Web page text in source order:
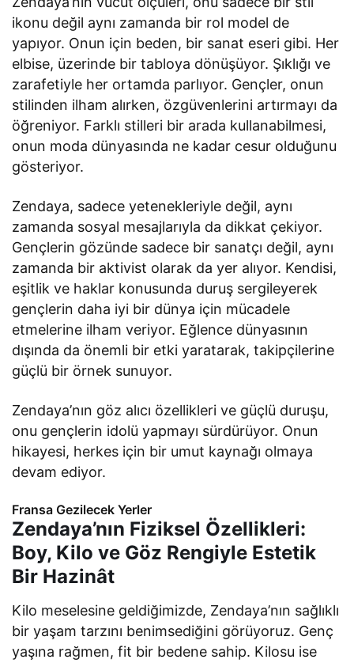
ikonu değil aynı zamanda bir rol model de
yapıyor. Onun için beden, bir sanat eseri gibi. Her
elbise, üzerinde bir tabloya dönüşüyor. Şıklığı ve
zarafetiyle her ortamda parlıyor. Gençler, onun
stilinden ilham alırken, özgüvenlerini artırmayı da
öğreniyor. Farklı stilleri bir arada kullanabilmesi,
onun moda dünyasında ne kadar cesur olduğunu
gösteriyor.
Zendaya, sadece yetenekleriyle değil, aynı
zamanda sosyal mesajlarıyla da dikkat çekiyor.
Gençlerin gözünde sadece bir sanatçı değil, aynı
zamanda bir aktivist olarak da yer alıyor. Kendisi,
eşitlik ve haklar konusunda duruş sergileyerek
gençlerin daha iyi bir dünya için mücadele
etmelerine ilham veriyor. Eğlence dünyasının
dışında da önemli bir etki yaratarak, takipçilerine
güçlü bir örnek sunuyor.
Zendaya’nın göz alıcı özellikleri ve güçlü duruşu,
onu gençlerin idolü yapmayı sürdürüyor. Onun
hikayesi, herkes için bir umut kaynağı olmaya
devam ediyor.
Fransa Gezilecek Yerler
Zendaya’nın Fiziksel Özellikleri:
Boy, Kilo ve Göz Rengiyle Estetik
Bir Hazinât
Kilo meselesine geldiğimizde, Zendaya’nın sağlıklı
bir yaşam tarzını benimsediğini görüyoruz. Genç
yaşına rağmen, fit bir bedene sahip. Kilosu ise